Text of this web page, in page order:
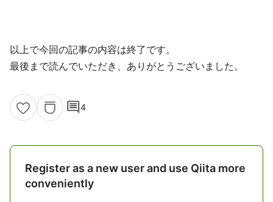
以上で今回の記事の内容は終了です。
最後まで読んでいただき、ありがとうございました。
comment4
Register as a new user and use Qiita more
conveniently